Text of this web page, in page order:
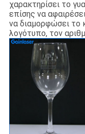
χαρακτηρίσει το
επίσης να
να διαμορφώσει το
λογότυπο, τον